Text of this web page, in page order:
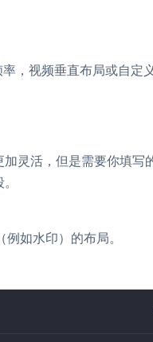
发流
案
，视频垂直布局或自定
加灵活，但是需要你填写
如水印）的布局。